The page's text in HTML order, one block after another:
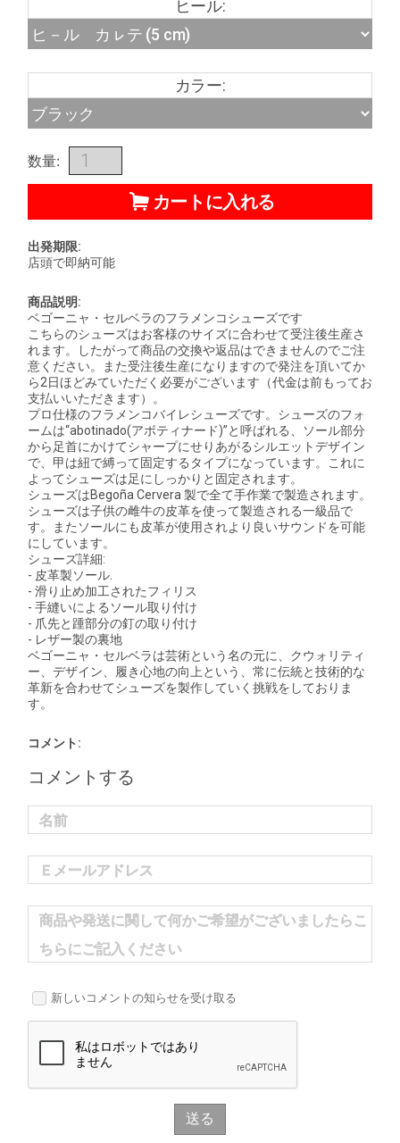
ヒール:
カラー:
数量:
カートに入れる
出発期限:
店頭で即納可能
商品説明:
ベゴーニャ・セルベラのフラメンコシューズです
こちらのシューズはお客様のサイズに合わせて受注後生産さ
れます。したがって商品の交換や返品はできませんのでご注
意ください。また受注後生産になりますので発注を頂いてか
ら2日ほどみていただく必要がございます（代金は前もってお
支払いいただきます）。
プロ仕様のフラメンコバイレシューズです。シューズのフォ
ームは“abotinado(アボティナード)”と呼ばれる、ソール部分
から足首にかけてシャープにせりあがるシルエットデザイン
で、甲は紐で縛って固定するタイプになっています。これに
よってシューズは足にしっかりと固定されます。
シューズはBegoña Cervera 製で全て手作業で製造されます。
シューズは子供の雌牛の皮革を使って製造される一級品で
す。またソールにも皮革が使用されより良いサウンドを可能
にしています。
シューズ詳細:
- 皮革製ソール.
- 滑り止め加工されたフィリス
- 手縫いによるソール取り付け
- 爪先と踵部分の釘の取り付け
- レザー製の裏地
ベゴーニャ・セルベラは芸術という名の元に、クウォリティ
ー、デザイン、履き心地の向上という、常に伝統と技術的な
革新を合わせてシューズを製作していく挑戦をしておりま
す。
コメント:
コメントする
名前
Ｅメールアドレス
商品や発送に関して何かご希望がございましたらこ
ちらにご記入ください
新しいコメントの知らせを受け取る
送る